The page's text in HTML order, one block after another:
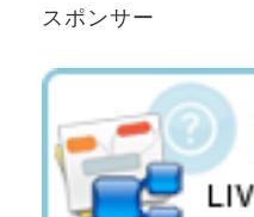
スポンサー